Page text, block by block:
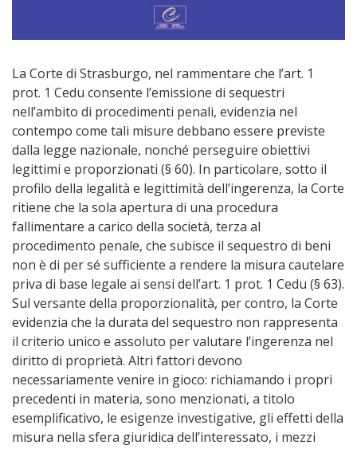
La Corte di Strasburgo, nel rammentare che l’art. 1
prot. 1 Cedu consente l’emissione di sequestri
nell’ambito di procedimenti penali, evidenzia nel
contempo come tali misure debbano essere previste
dalla legge nazionale, nonché perseguire obiettivi
legittimi e proporzionati (§ 60). In particolare, sotto il
profilo della legalità e legittimità dell’ingerenza, la Corte
ritiene che la sola apertura di una procedura
fallimentare a carico della società, terza al
procedimento penale, che subisce il sequestro di beni
non è di per sé sufficiente a rendere la misura cautelare
priva di base legale ai sensi dell’art. 1 prot. 1 Cedu (§ 63).
Sul versante della proporzionalità, per contro, la Corte
evidenzia che la durata del sequestro non rappresenta
il criterio unico e assoluto per valutare l’ingerenza nel
diritto di proprietà. Altri fattori devono
necessariamente venire in gioco: richiamando i propri
precedenti in materia, sono menzionati, a titolo
esemplificativo, le esigenze investigative, gli effetti della
misura nella sfera giuridica dell’interessato, i mezzi